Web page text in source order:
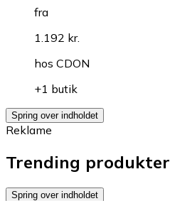
fra
1.192 kr.
hos CDON
+1 butik
Spring over indholdet
Reklame
Trending produkter
Spring over indholdet